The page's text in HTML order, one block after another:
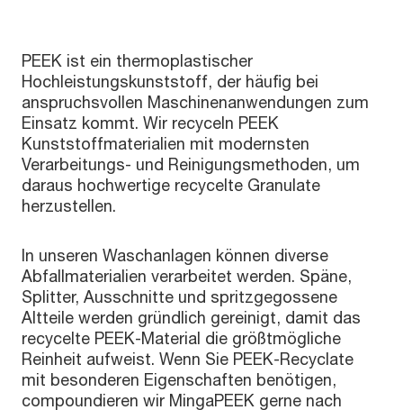
PEEK ist ein thermoplastischer
Hochleistungskunststoff, der häufig bei
anspruchsvollen Maschinenanwendungen zum
Einsatz kommt. Wir recyceln PEEK
Kunststoffmaterialien mit modernsten
Verarbeitungs- und Reinigungsmethoden, um
daraus hochwertige recycelte Granulate
herzustellen.
In unseren Waschanlagen können diverse
Abfallmaterialien verarbeitet werden. Späne,
Splitter, Ausschnitte und spritzgegossene
Altteile werden gründlich gereinigt, damit das
recycelte PEEK-Material die größtmögliche
Reinheit aufweist. Wenn Sie PEEK-Recyclate
mit besonderen Eigenschaften benötigen,
compoundieren wir MingaPEEK gerne nach